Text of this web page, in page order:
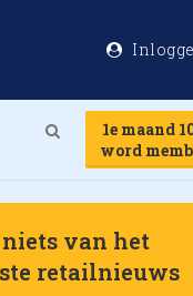
1e maand
word
van het
retailnieuws